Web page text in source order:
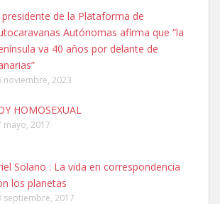
AVDA JOSE MESA Y LOPEZ
SHIBA CON MICROCHIP PERDIDO HOY
MESA Y LOPEZ. ES MUY ASUSTADIZO
Canaria
6.7.2025
una ninfa papillera, asustada tiene miedo a la
presidente de la Plataforma de
Autónomas afirma que “la
va 40 años por delante de
noviembre, 2023
HOMOSEXUAL
mayo, 2017
Solano : La vida en correspondencia
los planetas
septiembre, 2017